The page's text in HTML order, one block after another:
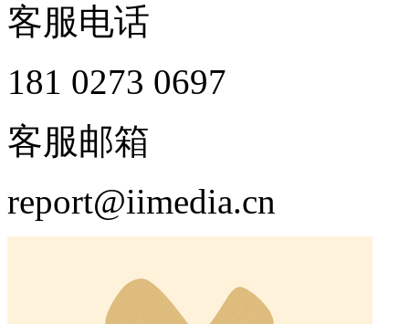
客服电话
181 0273 0697
客服邮箱
report@iimedia.cn